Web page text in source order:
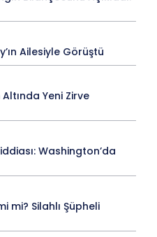
Ailesiyle Görüştü
Yeni Zirve
Washington’da
mi? Silahlı Şüpheli